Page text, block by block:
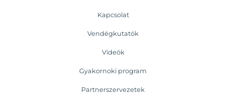
Kapcsolat
Vendégkutatók
Videók
Gyakornoki program
Partnerszervezetek